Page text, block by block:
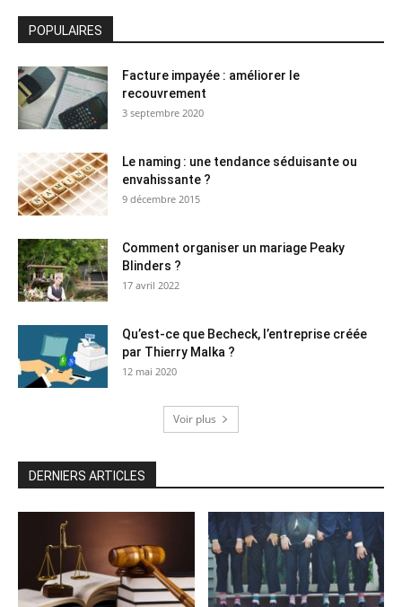
POPULAIRES
Facture impayée : améliorer le
recouvrement
3 septembre 2020
Le naming : une tendance séduisante ou
envahissante ?
9 décembre 2015
Comment organiser un mariage Peaky
Blinders ?
17 avril 2022
Qu’est-ce que Becheck, l’entreprise créée
par Thierry Malka ?
12 mai 2020
Voir plus
DERNIERS ARTICLES